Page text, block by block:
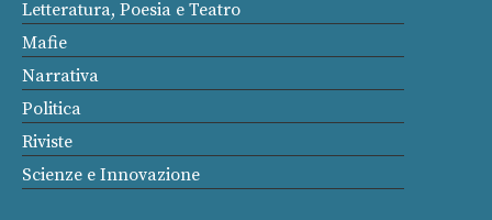
Letteratura, Poesia e Teatro
Mafie
Narrativa
Politica
Riviste
Scienze e Innovazione